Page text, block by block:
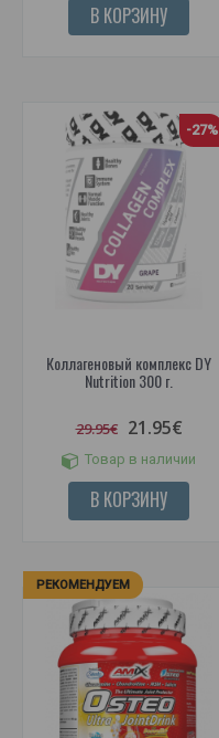
В КОРЗИНУ
-27%
Коллагеновый комплекс DY
Nutrition 300 г.
29.95€ 21.95€
Товар в наличии
В КОРЗИНУ
РЕКОМЕНДУЕМ